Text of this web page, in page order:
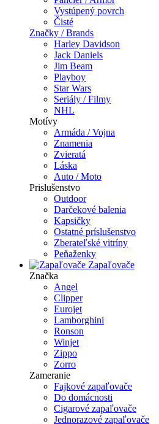
Vystúpený povrch
Čisté
Značky / Brands
Harley Davidson
Jack Daniels
Jim Beam
Playboy
Star Wars
Seriály / Filmy
NHL
Motívy
Armáda / Vojna
Znamenia
Zvieratá
Láska
Auto / Moto
Prislušenstvo
Outdoor
Darčekové balenia
Kapsičky
Ostatné príslušenstvo
Zberateľské vitríny
Peňaženky
Zapaľovače
Značka
Angel
Clipper
Eurojet
Lamborghini
Ronson
Winjet
Zippo
Zorro
Zameranie
Fajkové zapaľovače
Do domácnosti
Cigarové zapaľovače
Jednorazové zapaľovače